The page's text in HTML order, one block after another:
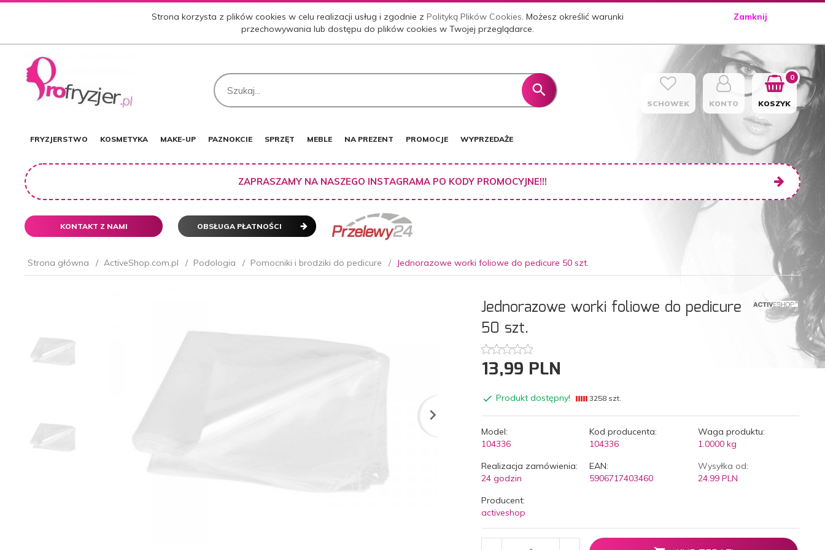
Strona korzysta z plików cookies w celu realizacji usług i zgodnie zPolityką Plików Cookies. Możesz określić warunki
przechowywania lub dostępu do plików cookies w Twojej przeglądarce.
Zamknij
SCHOWEK KONTO KOSZYK
0
FRYZJERSTWO KOSMETYKA MAKE-UP PAZNOKCIE SPRZĘT MEBLE NA PREZENT PROMOCJE WYPRZEDAŻE
ZAPRASZAMY NA NASZEGO INSTAGRAMA PO KODY PROMOCYJNE!!!
KONTAKT Z NAMI OBSŁUGA PŁATNOŚCI
Strona główna ActiveShop.com.pl Podologia Pomocniki i brodziki do pedicure Jednorazowe worki foliowe do pedicure 50 szt.
Jednorazowe worki foliowe do pedicure
50 szt.
13,99 PLN
Produkt dostępny! 3258 szt.
Model:
104336
Kod producenta:
104336
Waga produktu:
1.0000 kg
Realizacja zamówienia:
24 godzin
EAN:
5906717403460
Wysyłka od:
24.99 PLN
Producent:
activeshop